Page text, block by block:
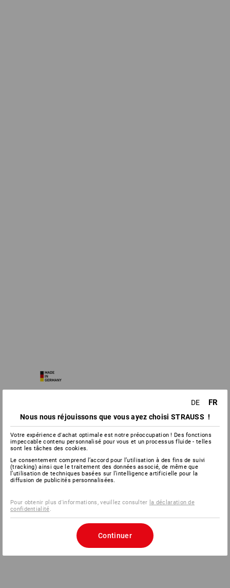
DE FR
Nous nous réjouissons que vous ayez choisi STRAUSS !
Votre expérience d'achat optimale est notre préoccupation ! Des fonctions
impeccable contenu personnalisé pour vous et un processus fluide - telles
sont les tâches des cookies.
Le consentement comprend l’accord pour l’utilisation à des fins de suivi
(tracking) ainsi que le traitement des données associé, de même que
l’utilisation de techniques basées sur l’intelligence artificielle pour la
diffusion de publicités personnalisées.
Pour obtenir plus d'informations, veuillez consulter la déclaration de
confidentialité.
Continuer